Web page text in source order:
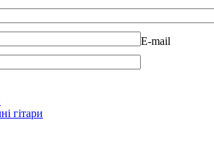
E-mail
гітари